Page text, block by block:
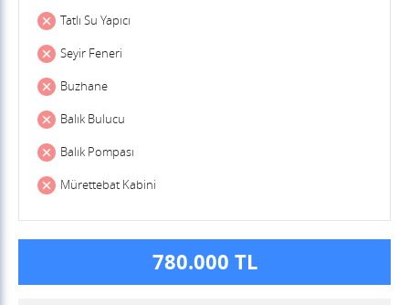
Tatlı Su Yapıcı
Seyir Feneri
Buzhane
Balık Bulucu
Balık Pompası
Mürettebat Kabini
780.000 TL